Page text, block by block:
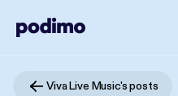
Viva Live Music's posts